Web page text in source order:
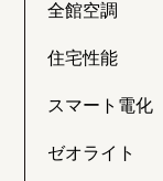
全館空調
住宅性能
スマート電化
ゼオライト